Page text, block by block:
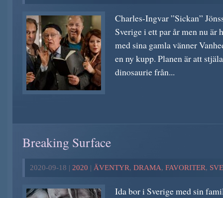
Charles-Ingvar ”Sickan”
Sverige i ett par år men nu är
med sina gamla vänner
en ny kupp. Planen är att
dinosaurie från...
Breaking Surface
2020-09-18 | 2020 | ÄVENTYR, DRAMA, FAVORITER,
Ida bor i Sverige med sin